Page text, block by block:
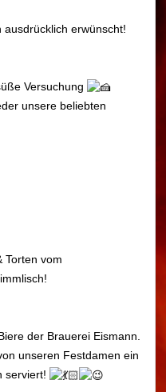
erwünscht!
Versuchung
unsere beliebten
Torten vom
der Brauerei Eismann.
unseren Festdamen ein
serviert!